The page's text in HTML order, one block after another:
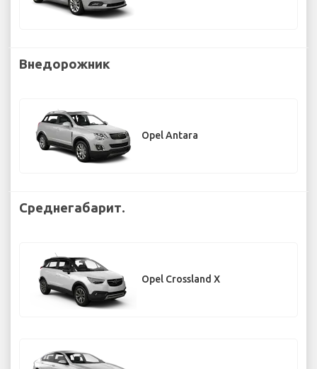
Внедорожник
Opel Antara
Среднегабарит.
Opel Crossland X